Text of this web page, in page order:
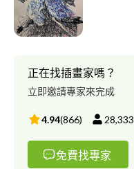
正在找插畫家嗎？
立即邀請專家來完成
4.94(866) 28,333
免費找專家